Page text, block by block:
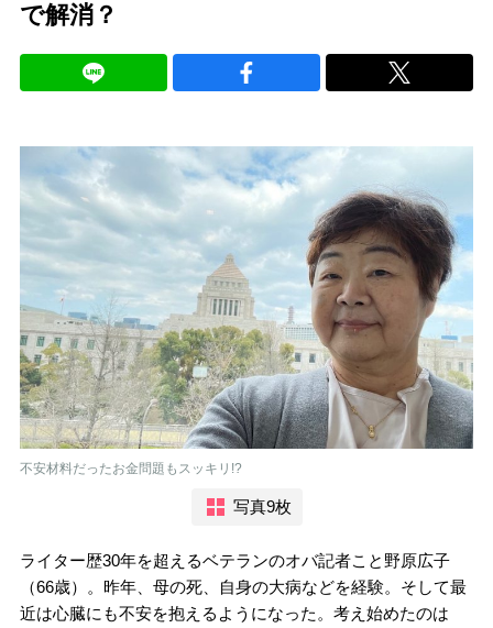
で解消？
不安材料だったお金問題もスッキリ!?
写真9枚
ライター歴30年を超えるベテランのオバ記者こと野原広子
（66歳）。昨年、母の死、自身の大病などを経験。そして最
近は心臓にも不安を抱えるようになった。考え始めたのは